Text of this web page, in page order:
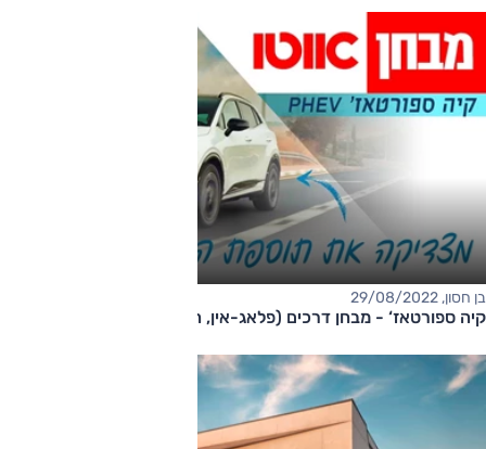
בן חסון, 29/08/2022
קיה ספורטאז‘ - מבחן דרכים (פלאג-אין, הנעה כפולה)